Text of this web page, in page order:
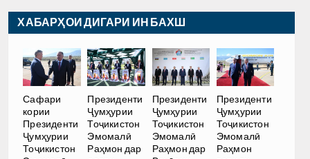
ХАБАРҲОИ ДИГАРИ ИН БАХШ
Сафари
кории
Президенти
Ҷумҳурии
Тоҷикистон
Президенти
Ҷумҳурии
Тоҷикистон
Эмомалӣ
Раҳмон дар
Президенти
Ҷумҳурии
Тоҷикистон
Эмомалӣ
Раҳмон дар
Президенти
Ҷумҳурии
Тоҷикистон
Эмомалӣ
Раҳмон